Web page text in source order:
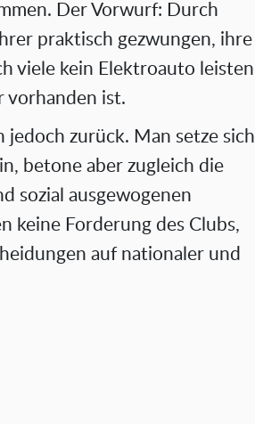
Der Vorwurf: Durch
praktisch gezwungen, ihre
viele kein Elektroauto leisten
vorhanden ist.
jedoch zurück. Man setze sich
betone aber zugleich die
sozial ausgewogenen
keine Forderung des Clubs,
auf nationaler und